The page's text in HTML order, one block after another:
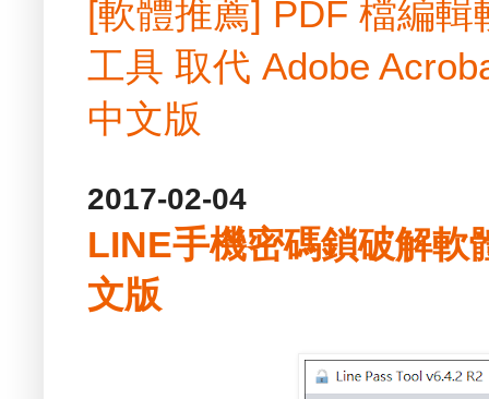
[軟體推薦] PDF 檔編
工具 取代 Adobe
中文版
2017-02-04
LINE手機密碼鎖破解
文版